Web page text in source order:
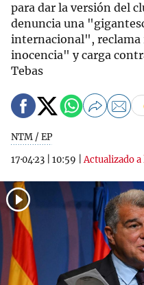
para dar la versión del
denuncia una
internacional",
inocencia" y carga
Tebas
NTM / EP
17·04·23
10:59 |Actualizado a